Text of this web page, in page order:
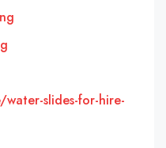
slides-for-hire-